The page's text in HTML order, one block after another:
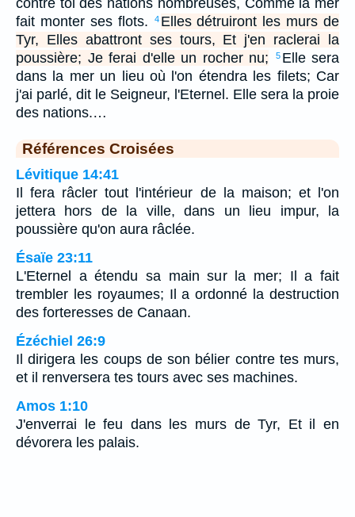
fait monter ses flots.
4 Elles détruiront les murs de
Tyr, Elles abattront ses tours, Et j'en raclerai la
poussière; Je ferai d'elle un rocher nu;
5 Elle sera
dans la mer un lieu où l'on étendra les filets; Car
j'ai parlé, dit le Seigneur, l'Eternel. Elle sera la proie
des nations.…
Références Croisées
Lévitique 14:41
Il fera râcler tout l'intérieur de la maison; et l'on
jettera hors de la ville, dans un lieu impur, la
poussière qu'on aura râclée.
Ésaïe 23:11
L'Eternel a étendu sa main sur la mer; Il a fait
trembler les royaumes; Il a ordonné la destruction
des forteresses de Canaan.
Ézéchiel 26:9
Il dirigera les coups de son bélier contre tes murs,
et il renversera tes tours avec ses machines.
Amos 1:10
J'enverrai le feu dans les murs de Tyr, Et il en
dévorera les palais.